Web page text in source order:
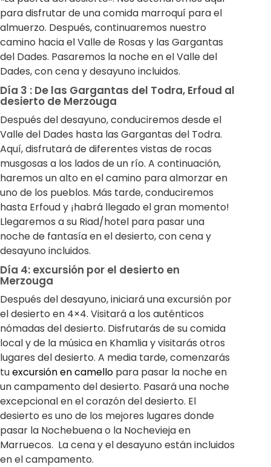
para disfrutar de una comida marroquí para el
almuerzo. Después, continuaremos nuestro
camino hacia el Valle de Rosas y las Gargantas
del Dades. Pasaremos la noche en el Valle del
Dades, con cena y desayuno incluidos.
Día 3 : De las Gargantas del Todra, Erfoud al
desierto de Merzouga
Después del desayuno, conduciremos desde el
Valle del Dades hasta las Gargantas del Todra.
Aquí, disfrutará de diferentes vistas de rocas
musgosas a los lados de un río. A continuación,
haremos un alto en el camino para almorzar en
uno de los pueblos. Más tarde, conduciremos
hasta Erfoud y ¡habrá llegado el gran momento!
Llegaremos a su Riad/hotel para pasar una
noche de fantasía en el desierto, con cena y
desayuno incluidos.
Día 4: excursión por el desierto en
Merzouga
Después del desayuno, iniciará una excursión por
el desierto en 4×4. Visitará a los auténticos
nómadas del desierto. Disfrutarás de su comida
local y de la música en Khamlia y visitarás otros
lugares del desierto. A media tarde, comenzarás
tuexcursión en camello para pasar la noche en
un campamento del desierto. Pasará una noche
excepcional en el corazón del desierto. El
desierto es uno de los mejores lugares donde
pasar la Nochebuena o la Nochevieja en
Marruecos. La cena y el desayuno están incluidos
en el campamento.